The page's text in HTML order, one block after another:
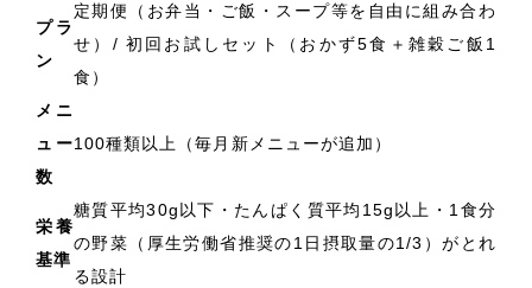
プラ
ン
定期便（お弁当・ご飯・スープ等を自由に組み合わ
せ）/ 初回お試しセット（おかず5食＋雑穀ご飯1
食）
メニ
ュー
数
100種類以上（毎月新メニューが追加）
栄養
基準
糖質平均30g以下・たんぱく質平均15g以上・1食分
の野菜（厚生労働省推奨の1日摂取量の1/3）がとれ
る設計